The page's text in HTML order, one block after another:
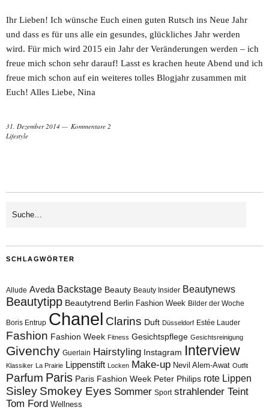
Ihr Lieben! Ich wünsche Euch einen guten Rutsch ins Neue Jahr
und dass es für uns alle ein gesundes, glückliches Jahr werden
wird. Für mich wird 2015 ein Jahr der Veränderungen werden – ich
freue mich schon sehr darauf! Lasst es krachen heute Abend und ich
freue mich schon auf ein weiteres tolles Blogjahr zusammen mit
Euch! Alles Liebe, Nina
31. Dezember 2014
Kommentare 2
Lifestyle
SCHLAGWÖRTER
Allude Aveda Backstage Beauty Beauty Insider Beautynews
Beautytipp Beautytrend Berlin Fashion Week Bilder der Woche
Boris Entrup Chanel Clarins Duft Düsseldorf Estée Lauder
Fashion Fashion Week Fitness Gesichtspflege Gesichtsreinigung
Givenchy Guerlain Hairstyling Instagram Interview
Klassiker La Prairie Lippenstift Locken Make-up Nevil Alem-Awat Outfit
Parfum Paris Paris Fashion Week Peter Philips rote Lippen
Sisley Smokey Eyes Sommer Sport strahlender Teint
Tom Ford Wellness